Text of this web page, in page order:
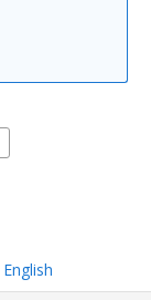
English